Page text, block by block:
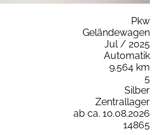
Pkw
Geländewagen
Jul / 2025
Automatik
9.564 km
5
Silber
Zentrallager
ab ca. 10.08.2026
14865